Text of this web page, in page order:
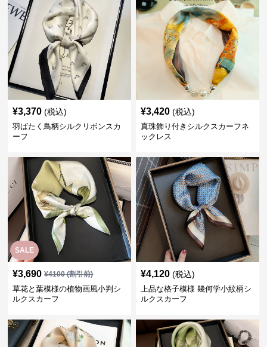
¥3,370 (税込)
羽ばたく鳥柄シルクリボンスカ
ーフ
¥3,420 (税込)
真珠飾り付きシルクスカーフネ
ックレス
SALE
¥3,690 ¥4100(割引前)
草花と葉模様の植物画風小判シ
ルクスカーフ
¥4,120 (税込)
上品な格子模様 幾何学小紋柄シ
ルクスカーフ